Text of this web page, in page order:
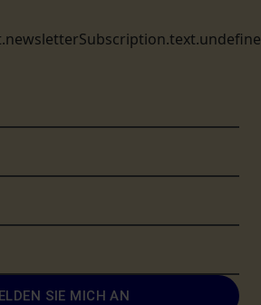
SIE MICH AN